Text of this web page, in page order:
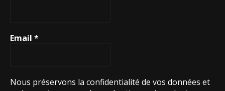
Email *
Nous préservons la confidentialité de vos données et